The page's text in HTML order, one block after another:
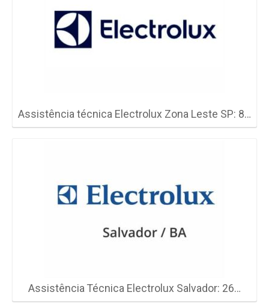
Assistência técnica Electrolux Zona Leste SP: 8…
Assistência Técnica Electrolux Salvador: 26…